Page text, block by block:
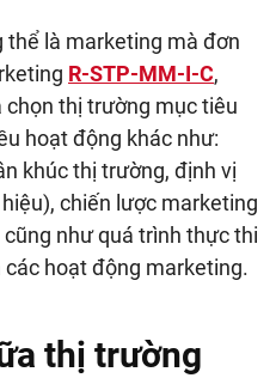
là marketing mà đơn
R-STP-MM-I-C,
thị trường mục tiêu
hoạt động khác như:
khúc thị trường, định vị
chiến lược marketing
cũng như quá trình thực thi
hoạt động marketing.
thị trường